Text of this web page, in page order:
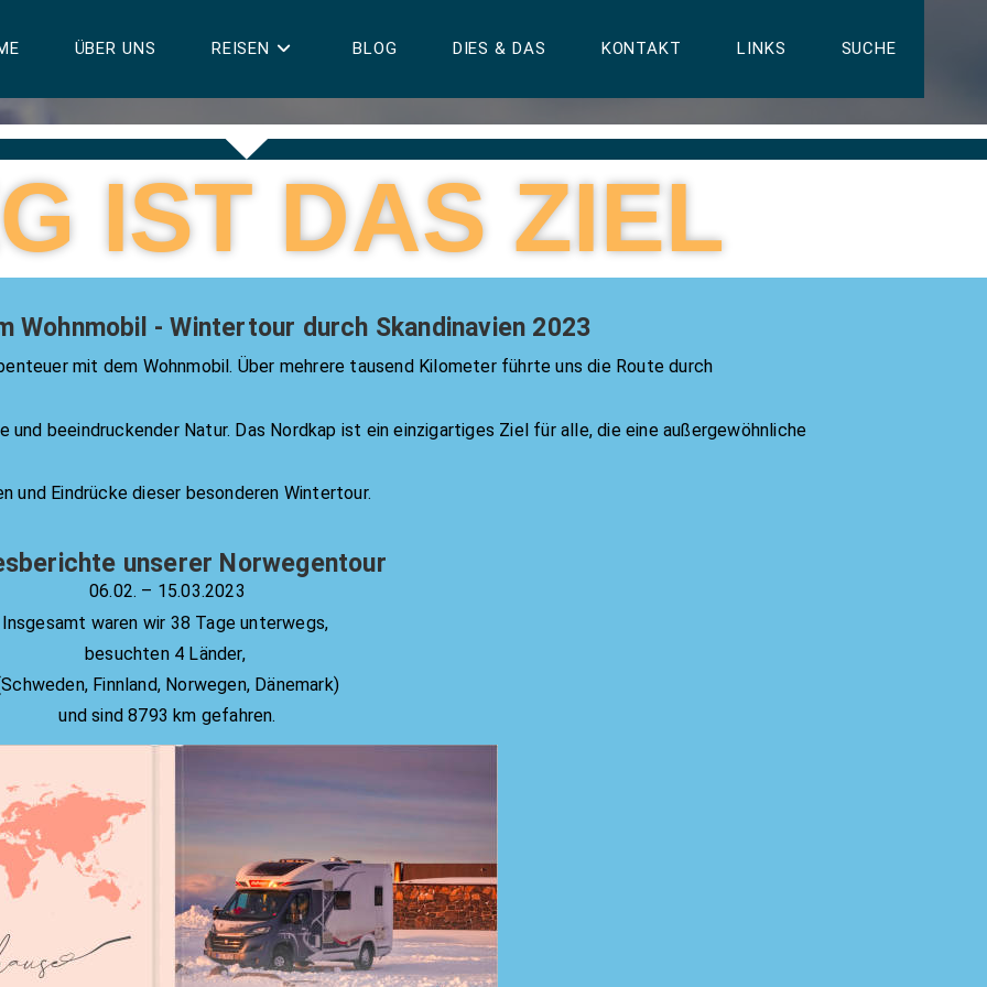
ÜBER UNS REISEN BLOG DIES & DAS KONTAKT LINKS SUCHE
IST DAS ZIEL
Wohnmobil - Wintertour durch Skandinavien 2023
mit dem Wohnmobil. Über mehrere tausend Kilometer führte uns die Route durch
beeindruckender Natur. Das Nordkap ist ein einzigartiges Ziel für alle, die eine außergewöhnliche
und Eindrücke dieser besonderen Wintertour.
unserer Norwegentour
06.02. – 15.03.2023
Insgesamt waren wir 38 Tage unterwegs,
besuchten 4 Länder,
Finnland, Norwegen, Dänemark)
und sind 8793 km gefahren.